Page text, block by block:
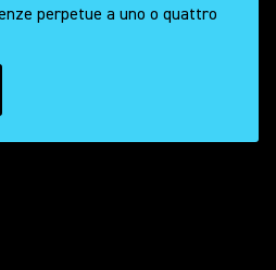
perpetue a uno o quattro